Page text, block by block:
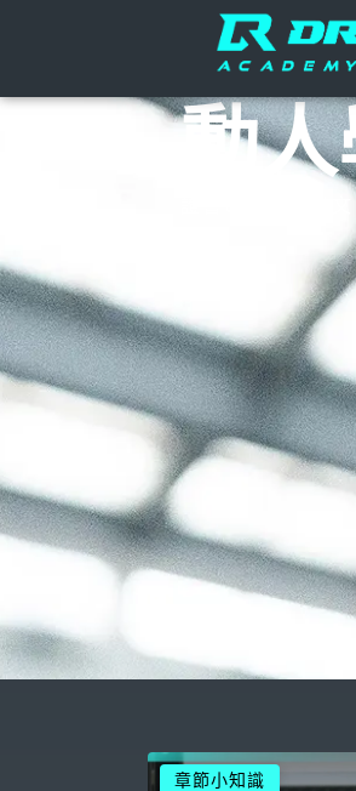
動
證書&證照知識
章節小知識